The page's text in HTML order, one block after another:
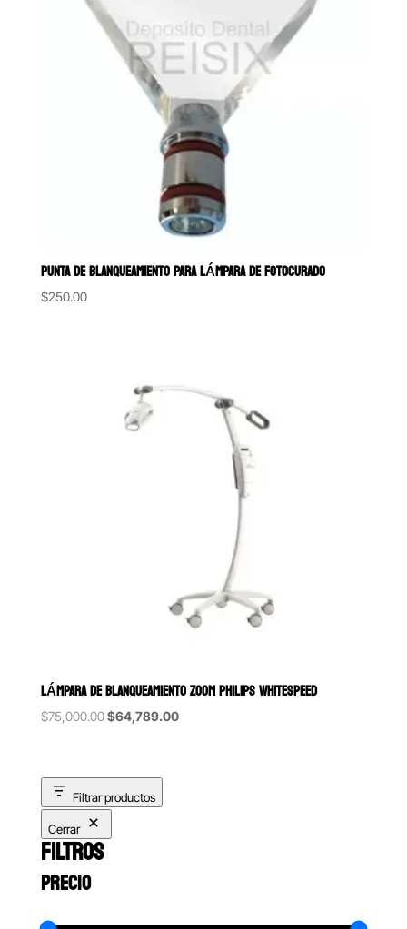
PUNTA DE BLANQUEAMIENTO PARA LÁMPARA DE FOTOCURADO
$250.00
LÁMPARA DE BLANQUEAMIENTO ZOOM PHILIPS WHITESPEED
$75,000.00Original
$75,000.00.
$64,789.00Current
Filtrar productos
Cerrar
FILTROS
PRECIO